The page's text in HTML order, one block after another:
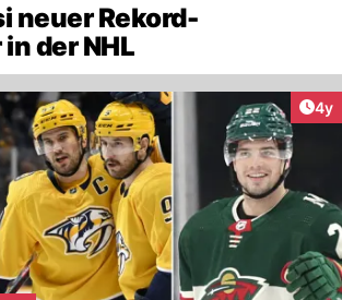
neuer Rekord-
der NHL
4y